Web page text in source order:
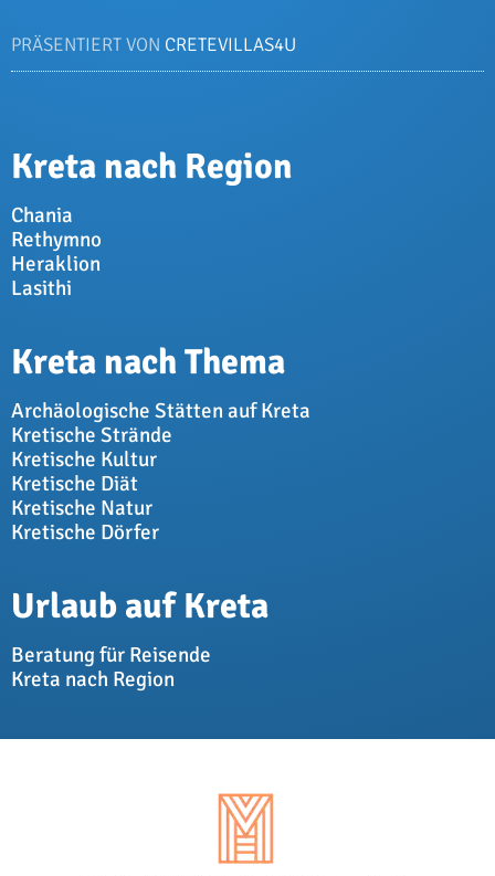
PRÄSENTIERT VON CRETEVILLAS4U
Kreta nach Region
Chania
Rethymno
Heraklion
Lasithi
Kreta nach Thema
Archäologische Stätten auf Kreta
Kretische Strände
Kretische Kultur
Kretische Diät
Kretische Natur
Kretische Dörfer
Urlaub auf Kreta
Beratung für Reisende
Kreta nach Region